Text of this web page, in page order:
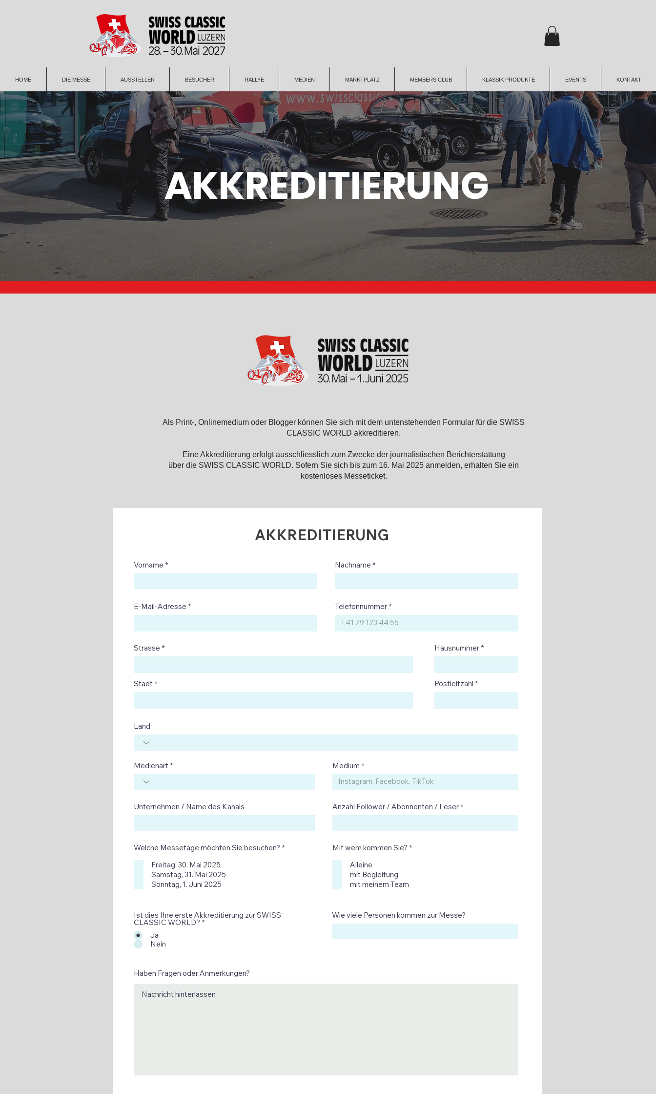
HOME DIE MESSE AUSSTELLER BESUCHER RALLYE MEDIEN MARKTPLATZ MEMBERS CLUB KLASSIK PRODUKTE EVENTS KONTAKT
AKKREDITIERUNG
Als Print-, Onlinemedium oder Blogger können Sie sich mit dem untenstehenden Formular für die SWISS
CLASSIC WORLD akkreditieren.
Eine Akkreditierung erfolgt ausschliesslich zum Zwecke der journalistischen Berichterstattung
über die SWISS CLASSIC WORLD. Sofern Sie sich bis zum 16. Mai 2025 anmelden, erhalten Sie ein
kostenloses Messeticket.
AKKREDITIERUNG
Vorname
E-Mail-Adresse
Nachname
Telefonnummer
Strasse
Stadt
Hausnummer
Postleitzahl
Land
Medienart
Unternehmen / Name des Kanals
Welche Messetage möchten Sie besuchen? *P
Freitag, 30. Mai 2025
Samstag, 31. Mai 2025
Sonntag, 1. Juni 2025
Medium
Anzahl Follower / Abonnenten / Leser
Mit wem kommen Sie? *P
l
d
Alleine
mit Begleitung
mit meinem Team
Ist dies Ihre erste Akkreditierung zur SWISS
CLASSIC WORLD? *
Ja
Nein
Wie viele Personen kommen zur Messe?
Haben Fragen oder Anmerkungen?